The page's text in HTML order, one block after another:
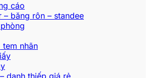
cáo
– băng rôn – standee
tem nhãn